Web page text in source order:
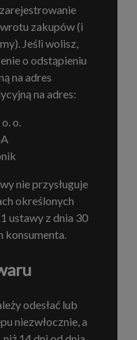
zakupów (i
Jeśli wolisz,
o odstąpieniu
na adres
na adres:
o.
nie przysługuje
określonych
ustawy z dnia 30
konsumenta.
odesłać lub
niezwłocznie, a